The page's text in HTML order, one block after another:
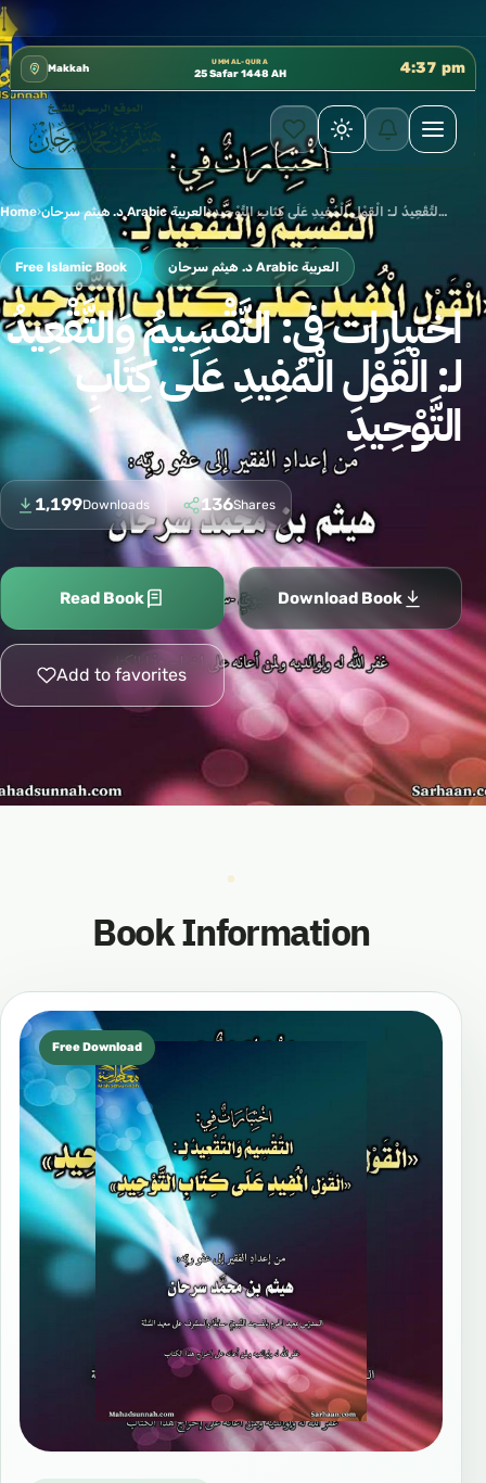
كتب الشيخ هيثم سرحان حفظه الله متوفرة مجانًا في
Makkah
UMM AL-QURA
25 Safar 1448 AH 4:37 pm
Home› د. هيثم سرحان Arabic العربية› اختبارات في: التَّقْسِيمُ وَالتَّقْعِيدُ لـ: الْقَوْلِ الْمُفِيدِ عَلَى كِتَابِ التَّوْحِيدِ
Free Islamic Book د. هيثم سرحان Arabic العربية
اختبارات في: التَّقْسِيمُ وَالتَّقْعِيدُ
لـ: الْقَوْلِ الْمُفِيدِ عَلَى كِتَابِ
التَّوْحِيدِ
1,199Downloads 136Shares
Read Book Download Book
Add to favorites
Book Information
Free Download